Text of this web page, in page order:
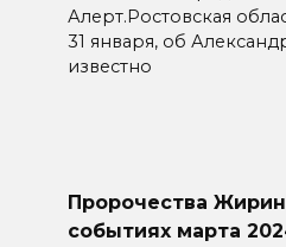
Алерт.Ростовская
31 января, об
известно
Пророчества
событиях марта